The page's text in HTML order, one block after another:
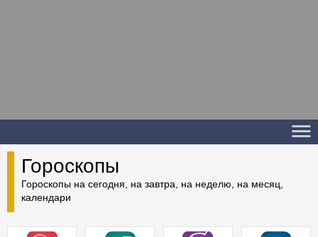
Гороскопы
Гороскопы на сегодня, на завтра, на неделю, на месяц,
календари